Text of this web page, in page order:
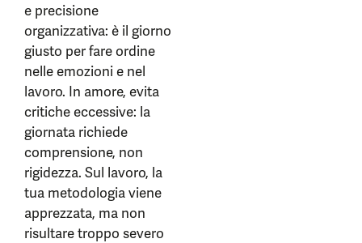
e precisione
organizzativa: è il giorno
giusto per fare ordine
nelle emozioni e nel
lavoro. In amore, evita
critiche eccessive: la
giornata richiede
comprensione, non
rigidezza. Sul lavoro, la
tua metodologia viene
apprezzata, ma non
risultare troppo severo